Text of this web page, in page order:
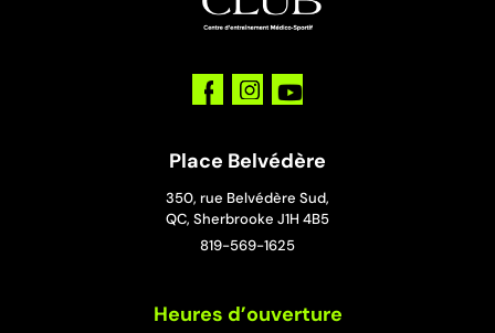
Place Belvédère
350, rue Belvédère Sud,
QC, Sherbrooke J1H 4B5
819-569-1625
Heures d’ouverture